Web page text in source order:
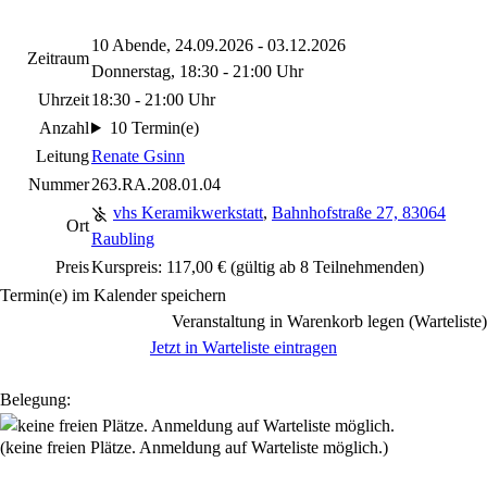
Zeitraum
10 Abende, 24.09.2026 - 03.12.2026
Donnerstag, 18:30 - 21:00 Uhr
Uhrzeit18:30 - 21:00 Uhr
Anzahl
10 Termin(e)
LeitungRenate Gsinn
Nummer263.RA.208.01.04
Ort
vhs Keramikwerkstatt, Bahnhofstraße 27, 83064
Raubling
PreisKurspreis: 117,00 € (gültig ab 8 Teilnehmenden)
Termin(e) im Kalender speichern
Veranstaltung in Warenkorb legen (Warteliste)
Jetzt in Warteliste eintragen
Belegung:
(keine freien Plätze. Anmeldung auf Warteliste möglich.)